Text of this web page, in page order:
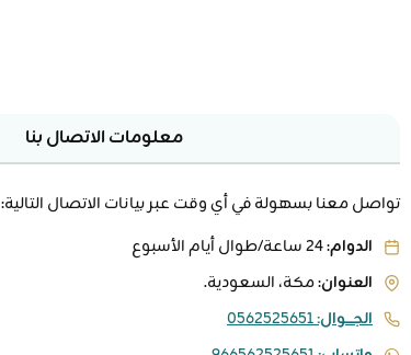
معلومات الاتصال بنا
تواصل معنا بسهولة في أي وقت عبر بيانات الاتصال التالية:
الدوام: 24 ساعة/طوال أيام الأسبوع
العنوان: مكة، السعودية.
الجـــوال:0562525651